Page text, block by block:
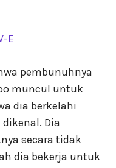
E
pembunuhnya
muncul untuk
dia berkelahi
Dia
secara tidak
dia bekerja untuk